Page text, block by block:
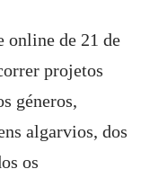
online de 21 de
projetos
géneros,
algarvios, dos
os